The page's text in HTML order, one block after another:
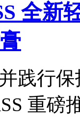
全新
践行
重磅